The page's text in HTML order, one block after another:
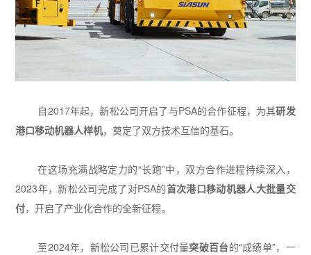
自2017年起，新松公司开启了与PSA的合作征程，为其研发
港口移动机器人样机，奠定了双方技术互信的基石。
在这场充满战略定力的“长跑”中，双方合作进程持续深入，
2023年，新松公司完成了对PSA的首次港口移动机器人大批量交
付，开启了产业化合作的全新征程。
至2024年，新松公司已累计交付量突破百台的“成绩单”，一